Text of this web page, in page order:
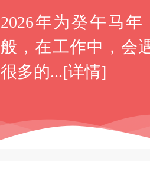
2026年为癸午马
般，在工作中，会
很多的...[详情]